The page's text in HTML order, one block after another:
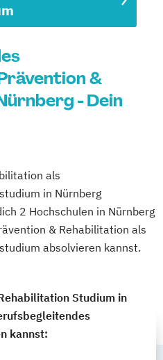
&
- Dein
als
in Nürnberg
2 Hochschulen in Nürnberg
& Rehabilitation als
absolvieren kannst.
Studium in
kannst: